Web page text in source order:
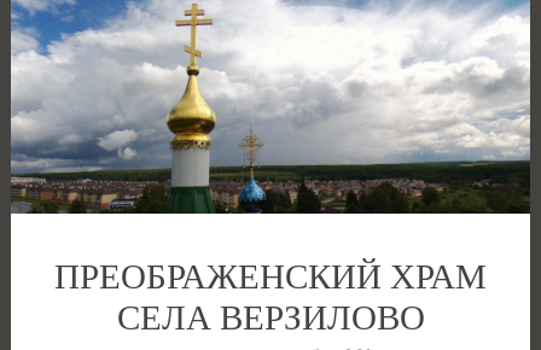
Перейти
к
содержимому
ПРЕОБРАЖЕНСКИЙ ХРАМ
СЕЛА ВЕРЗИЛОВО